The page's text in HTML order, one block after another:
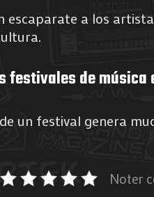
escaparate a los
festivales de
un festival genera
Noter